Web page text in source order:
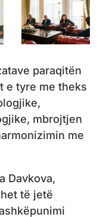
paraqitën
e tyre me theks
mbrojtjen
me
Davkova,
të jetë